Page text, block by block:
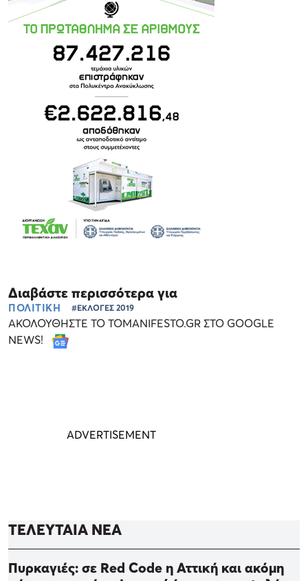
Διαβάστε περισσότερα για
ΠΟΛΙΤΙΚΗ #ΕΚΛΟΓΕΣ 2019
ΑΚΟΛΟΥΘΗΣΤΕ ΤΟ TOMANIFESTO.GR ΣΤΟ GOOGLE
NEWS!
ΤΕΛΕΥΤΑΙΑ ΝΕΑ
Πυρκαγιές: σε Red Code η Αττική και ακόμη